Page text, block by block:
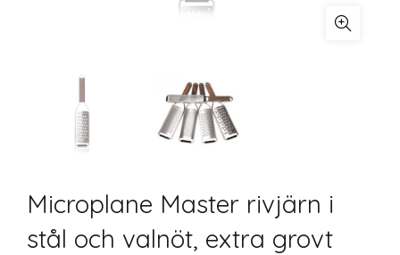
Microplane Master rivjärn i
stål och valnöt, extra grovt